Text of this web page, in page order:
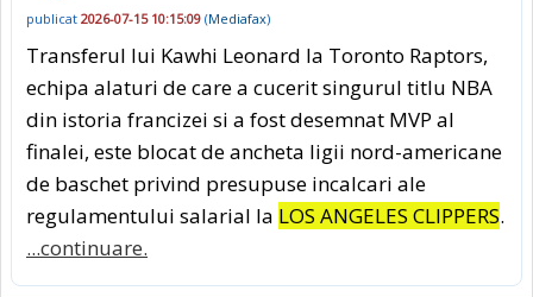
publicat 2026-07-15 10:15:09 (Mediafax)
Transferul lui Kawhi Leonard la Toronto Raptors,
echipa alaturi de care a cucerit singurul titlu NBA
din istoria francizei si a fost desemnat MVP al
finalei, este blocat de ancheta ligii nord-americane
de baschet privind presupuse incalcari ale
regulamentului salarial la LOS ANGELES CLIPPERS.
...continuare.